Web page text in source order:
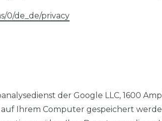
0/de_de/privacy
der Google LLC, 1600
auf Ihrem Computer gespeichert